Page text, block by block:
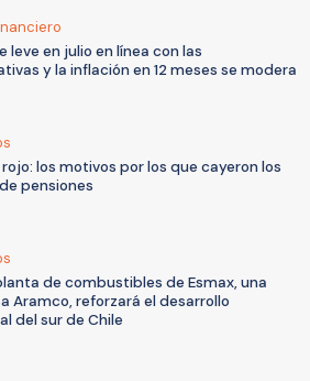
leve en julio en línea con las
y la inflación en 12 meses se modera
los motivos por los que cayeron los
pensiones
de combustibles de Esmax, una
Aramco, reforzará el desarrollo
del sur de Chile